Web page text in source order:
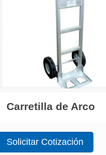
Carretilla de Arco
Solicitar Cotización